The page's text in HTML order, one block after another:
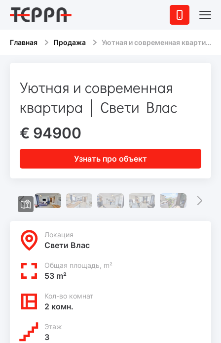
Главная Продажа Уютная и современная квартира │ Свети Влас
Уютная и современная
квартира │ Свети Влас
€ 94900
Узнать про объект
Локация
Свети Влас
Общая площадь, m²
53 m²
Кол-во комнат
2 комн.
Этаж
3